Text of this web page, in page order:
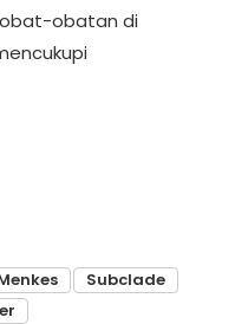
obat-obatan di
Subclade